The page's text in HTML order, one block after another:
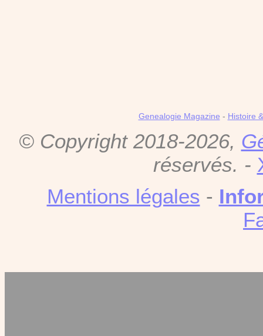
Genealogie Magazine - Histoire
© Copyright 2018-2026,
réservés. -
Mentions légales -